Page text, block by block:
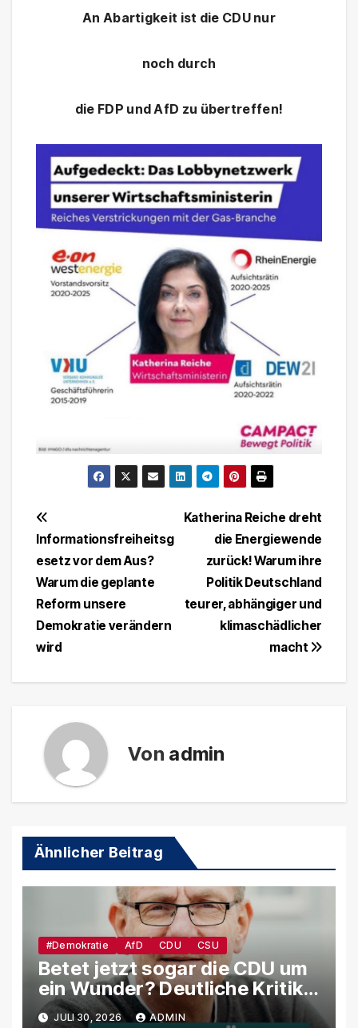
An Abartigkeit ist die CDU nur
noch durch
die FDP und AfD zu übertreffen!
Beitragsnavigation
Katherina Reiche dreht
die Energiewende
zurück! Warum ihre
Politik Deutschland
teurer, abhängiger und
klimaschädlicher
macht
Informationsfreiheitsg
esetz vor dem Aus?
Warum die geplante
Reform unsere
Demokratie verändern
wird
Von admin
Ähnlicher Beitrag
#Demokratie AfD CDU CSU
Betet jetzt sogar die CDU um
ein Wunder? Deutliche Kritik
aus den eigenen Reihen
JULI 30, 2026 ADMIN